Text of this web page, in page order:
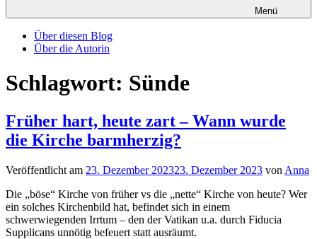
Menü
Über diesen Blog
Über die Autorin
Schlagwort: Sünde
Früher hart, heute zart – Wann wurde
die Kirche barmherzig?
Veröffentlicht am 23. Dezember 202323. Dezember 2023 von Anna
Die „böse“ Kirche von früher vs die „nette“ Kirche von heute? Wer
ein solches Kirchenbild hat, befindet sich in einem
schwerwiegenden Irrtum – den der Vatikan u.a. durch Fiducia
Supplicans unnötig befeuert statt ausräumt.